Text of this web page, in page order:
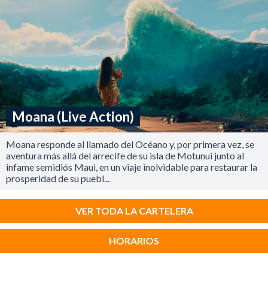
Moana (Live Action)
Moana responde al llamado del Océano y, por primera vez, se
aventura más allá del arrecife de su isla de Motunui junto al
infame semidiós Maui, en un viaje inolvidable para restaurar la
prosperidad de su puebl...
VER TODA LA CARTELERA
HORARIOS